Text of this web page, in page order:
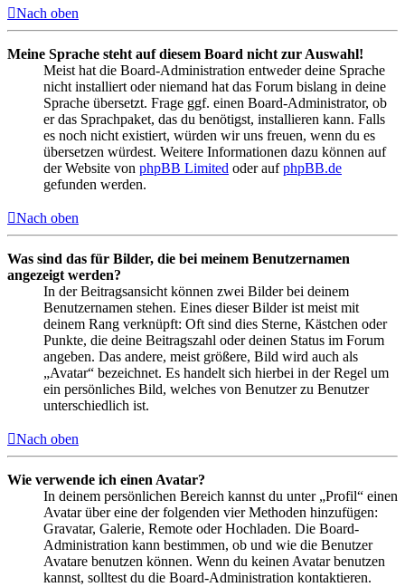
Nach oben
Meine Sprache steht auf diesem Board nicht zur Auswahl!
Meist hat die Board-Administration entweder deine Sprache
nicht installiert oder niemand hat das Forum bislang in deine
Sprache übersetzt. Frage ggf. einen Board-Administrator, ob
er das Sprachpaket, das du benötigst, installieren kann. Falls
es noch nicht existiert, würden wir uns freuen, wenn du es
übersetzen würdest. Weitere Informationen dazu können auf
der Website von phpBB Limited oder aufphpBB.de
gefunden werden.
Nach oben
Was sind das für Bilder, die bei meinem Benutzernamen
angezeigt werden?
In der Beitragsansicht können zwei Bilder bei deinem
Benutzernamen stehen. Eines dieser Bilder ist meist mit
deinem Rang verknüpft: Oft sind dies Sterne, Kästchen oder
Punkte, die deine Beitragszahl oder deinen Status im Forum
angeben. Das andere, meist größere, Bild wird auch als
„Avatar“ bezeichnet. Es handelt sich hierbei in der Regel um
ein persönliches Bild, welches von Benutzer zu Benutzer
unterschiedlich ist.
Nach oben
Wie verwende ich einen Avatar?
In deinem persönlichen Bereich kannst du unter „Profil“ einen
Avatar über eine der folgenden vier Methoden hinzufügen:
Gravatar, Galerie, Remote oder Hochladen. Die Board-
Administration kann bestimmen, ob und wie die Benutzer
Avatare benutzen können. Wenn du keinen Avatar benutzen
kannst, solltest du die Board-Administration kontaktieren.